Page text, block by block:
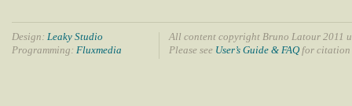
Design: Leaky Studio
Programming: Fluxmedia
All content copyright Bruno Latour 2011
Please see User’s Guide & FAQfor citation